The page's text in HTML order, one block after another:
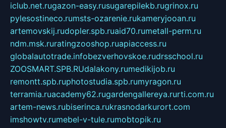
iclub.net.rugazon-easy.rusugarepilekb.rugrinox.ru
pylesostineco.rumsts-ozarenie.rukameryjooan.ru
artemovskij.rudopler.spb.ruaid70.rumetall-perm.ru
ndm.msk.ruratingzooshop.ruapiaccess.ru
globalautotrade.infobezverhovskoe.rudrsschool.ru
ZOOSMART.SPB.RUdalakony.rumedikijob.ru
remontt.spb.ruphotostudia.spb.rumyragon.ru
terramia.ruacademy62.rugardengallereya.rurti.com.ru
artem-news.rubiserinca.rukrasnodarkurort.com
imshowtv.rumebel-v-tule.rumobtopik.ru